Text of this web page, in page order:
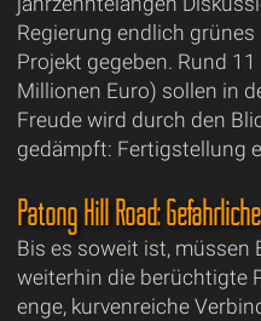
Regierung endlich
Projekt gegeben. Rund
Millionen Euro) sollen in
Freude wird durch den
gedämpft: Fertigstellung
Patong Hill Road:
Bis es soweit ist, müssen
weiterhin die berüchtigte
enge, kurvenreiche